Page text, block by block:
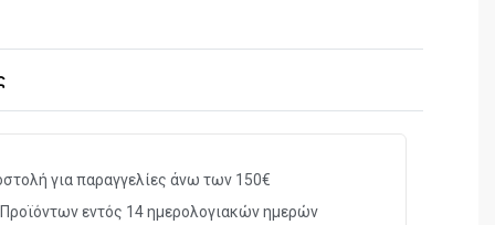
διπλού φίλτρου με μια βαλβίδα εξαγωγής /
756
2 φίλτρα Α1
σωματίδια ,άερια.
και κεφαλής ποιότητας
για παραγγελίες άνω των 150€
εντός 14 ημερολογιακών ημερών